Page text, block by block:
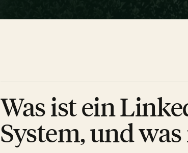
Was ist ein
System, und